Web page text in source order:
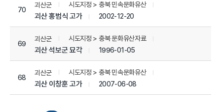
70
괴산군 시도지정 > 충북 민속문화유산
괴산 홍범식 고가 2002-12-20
69
괴산군 시도지정 > 충북 문화유산자료
괴산 석보군 묘각 1996-01-05
68
괴산군 시도지정 > 충북 민속문화유산
괴산 이창훈 고가 2007-06-08